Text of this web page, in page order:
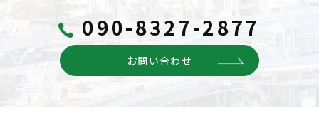
090-8327-2877
お問い合わせ